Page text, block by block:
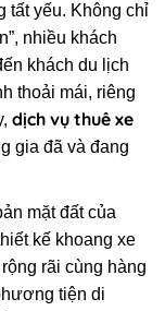
tất yếu. Không chỉ
nhiều khách
khách du lịch
thoải mái, riêng
dịch vụ thuê xe
gia đã và đang
mặt đất của
kế khoang xe
rãi cùng hàng
tiện di